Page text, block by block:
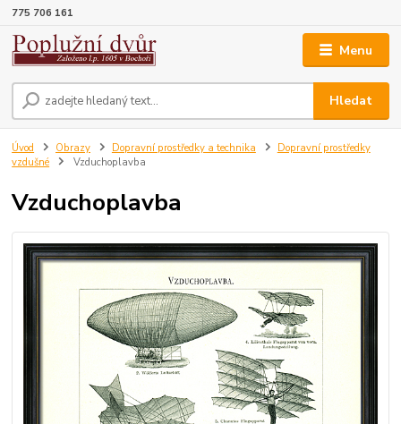
Menu
Hledat
775 706 161
Úvod Obrazy Dopravní prostředky a technika
Dopravní prostředky
vzdušné
Vzduchoplavba
Vzduchoplavba